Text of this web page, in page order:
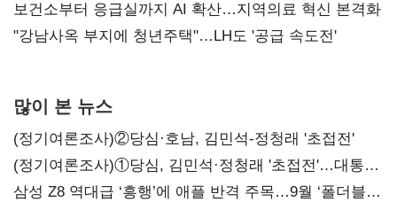
보건소부터 응급실까지 AI 확산…지역의료 혁신 본격화
"강남사옥 부지에 청년주택"…LH도 '공급 속도전'
많이 본 뉴스
(정기여론조사)②당심·호남, 김민석-정청래 '초접전'
(정기여론조사)①당심, 김민석·정청래 '초접전'…대통령
지지도 '50% 아래로'(종합)
삼성 Z8 역대급 ‘흥행’에 애플 반격 주목…9월 ‘폴더블